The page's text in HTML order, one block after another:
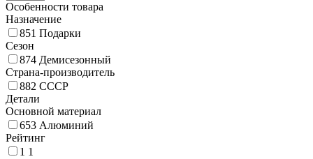
Особенности товара
Назначение
851 Подарки
Сезон
874 Демисезонный
Страна-производитель
882 СССР
Детали
Основной материал
653 Алюминий
Рейтинг
1 1